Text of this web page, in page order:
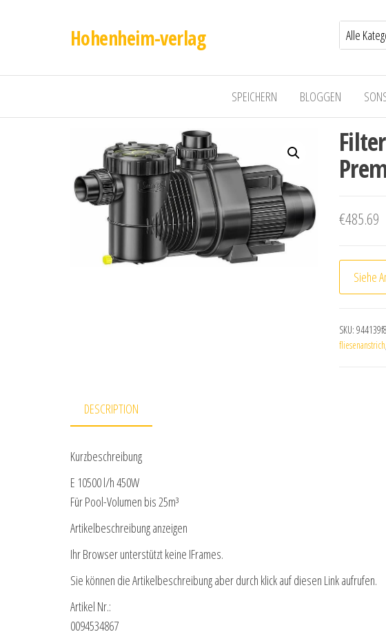
Hohenheim-verlag
SPEICHERN BLOGGEN
€485.69
Siehe
SKU:
fliesenanstrich
DESCRIPTION
Kurzbeschreibung
E 10500 l/h 450W
Für Pool-Volumen bis 25m³
Artikelbeschreibung anzeigen
Ihr Browser unterstützt keine IFrames.
Sie können die Artikelbeschreibung aber durch klick auf diesen Link aufrufen.
Artikel Nr.:
0094534867